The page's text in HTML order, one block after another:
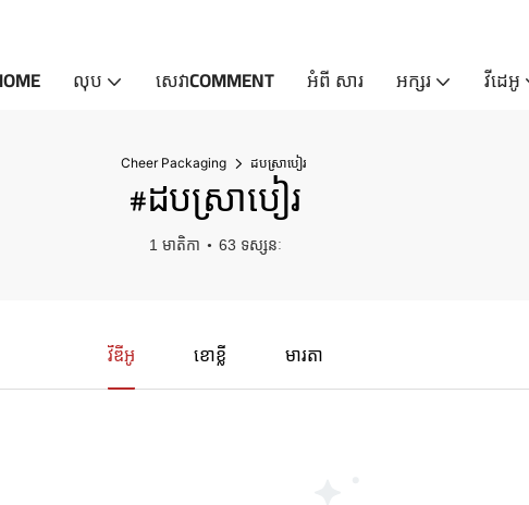
លុប សេវាCOMMENT អំពី សារ អក្សរ វីដេអូ
Cheer Packaging ដបស្រាបៀរ
#ដបស្រាបៀរ
1 មាតិកា 63 ទស្សនៈ
វីឌីអូ ខោខ្លី មារតា